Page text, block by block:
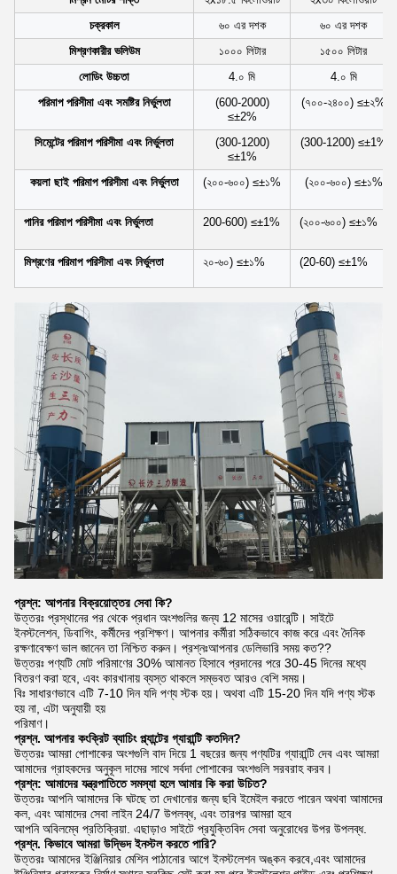
চক্রকাল
৬০ এর দশক
৬০ এর দশক
মিশ্রণকারীর ভলিউম
১০০০ লিটার
১৫০০ লিটার
লোডিং উচ্চতা
4.০ মি
4.০ মি
পরিমাপ পরিসীমা এবং সমষ্টির নির্ভুলতা
(600-2000)
≤±2%
(৭০০-২৪০০) ≤±২%
সিমেন্টের পরিমাপ পরিসীমা এবং নির্ভুলতা
(300-1200)
≤±1%
(300-1200) ≤±1%
কয়লা ছাই পরিমাপ পরিসীমা এবং নির্ভুলতা (২০০-৬০০) ≤±১% (২০০-৬০০) ≤±১%
পানির পরিমাপ পরিসীমা এবং নির্ভুলতা 200-600) ≤±1% (২০০-৬০০) ≤±১%
মিশ্রণের পরিমাপ পরিসীমা এবং নির্ভুলতা ২০-৬০) ≤±১% (20-60) ≤±1%
প্রশ্ন: আপনার বিক্রয়োত্তর সেবা কি?
উত্তরঃ প্রস্থানের পর থেকে প্রধান অংশগুলির জন্য 12 মাসের ওয়ারেন্টি। সাইটে
ইনস্টলেশন, ডিবাগিং, কর্মীদের প্রশিক্ষণ। আপনার কর্মীরা সঠিকভাবে কাজ করে এবং দৈনিক
রক্ষণাবেক্ষণ ভাল জানেন তা নিশ্চিত করুন। প্রশ্নঃআপনার ডেলিভারি সময় কত??
উত্তরঃ পণ্যটি মোট পরিমাণের 30% আমানত হিসাবে প্রদানের পরে 30-45 দিনের মধ্যে
বিতরণ করা হবে, এবং কারখানায় ব্যস্ত থাকলে সম্ভবত আরও বেশি সময়।
বিঃ সাধারণভাবে এটি 7-10 দিন যদি পণ্য স্টক হয়। অথবা এটি 15-20 দিন যদি পণ্য স্টক
হয় না, এটা অনুযায়ী হয়
পরিমাণ।
প্রশ্ন. আপনার কংক্রিট ব্যাচিং প্ল্যান্টের গ্যারান্টি কতদিন?
উত্তরঃ আমরা পোশাকের অংশগুলি বাদ দিয়ে 1 বছরের জন্য পণ্যটির গ্যারান্টি দেব এবং আমরা
আমাদের গ্রাহকদের অনুকূল দামের সাথে সর্বদা পোশাকের অংশগুলি সরবরাহ করব।
প্রশ্ন: আমাদের যন্ত্রপাতিতে সমস্যা হলে আমার কি করা উচিত?
উত্তরঃ আপনি আমাদের কি ঘটছে তা দেখানোর জন্য ছবি ইমেইল করতে পারেন অথবা আমাদের
কল, এবং আমাদের সেবা লাইন 24/7 উপলব্ধ, এবং তারপর আমরা হবে
আপনি অবিলম্বে প্রতিক্রিয়া. এছাড়াও সাইটে প্রযুক্তিবিদ সেবা অনুরোধের উপর উপলব্ধ.
প্রশ্ন. কিভাবে আমরা উদ্ভিদ ইনস্টল করতে পারি?
উত্তরঃ আমাদের ইঞ্জিনিয়ার মেশিন পাঠানোর আগে ইনস্টলেশন অঙ্কন করবে,এবং আমাদের